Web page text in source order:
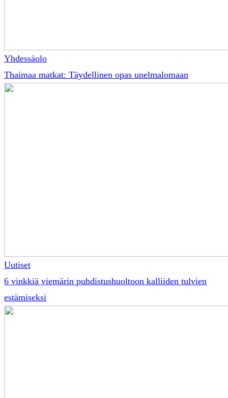
Yhdessäolo
Thaimaa matkat: Täydellinen opas unelmalomaan
Uutiset
6 vinkkiä viemärin puhdistushuoltoon kalliiden tulvien
estämiseksi